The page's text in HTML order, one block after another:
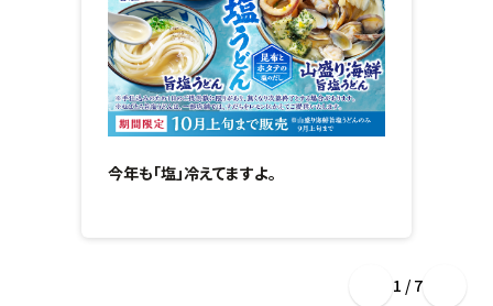
今年も「塩」冷えてますよ。
1 / 7